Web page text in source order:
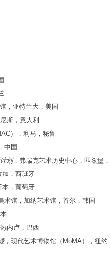
，亚特兰大，美国
斯，意大利
），利马，秘鲁
中国
划，弗瑞克艺术历史中心，匹兹堡
加，西班牙
本，葡萄牙
术馆，加纳艺术馆，首尔，韩国
内卢，巴西
，现代艺术博物馆（MoMA），纽约